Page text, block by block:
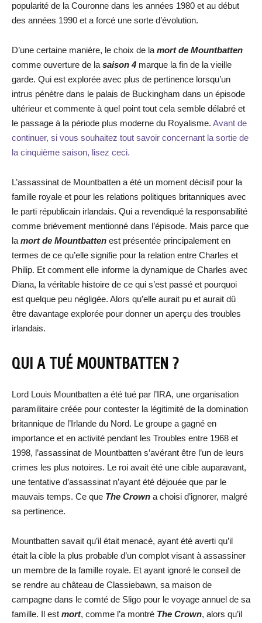
popularité de la Couronne dans les années 1980 et au début
des années 1990 et a forcé une sorte d’évolution.
D’une certaine manière, le choix de la mort de Mountbatten
comme ouverture de la saison 4 marque la fin de la vieille
garde. Qui est explorée avec plus de pertinence lorsqu’un
intrus pénètre dans le palais de Buckingham dans un épisode
ultérieur et commente à quel point tout cela semble délabré et
le passage à la période plus moderne du Royalisme. Avant de
continuer, si vous souhaitez tout savoir concernant la sortie de
la cinquième saison, lisez ceci.
L’assassinat de Mountbatten a été un moment décisif pour la
famille royale et pour les relations politiques britanniques avec
le parti républicain irlandais. Qui a revendiqué la responsabilité
comme brièvement mentionné dans l’épisode. Mais parce que
la mort de Mountbatten est présentée principalement en
termes de ce qu’elle signifie pour la relation entre Charles et
Philip. Et comment elle informe la dynamique de Charles avec
Diana, la véritable histoire de ce qui s’est passé et pourquoi
est quelque peu négligée. Alors qu’elle aurait pu et aurait dû
être davantage explorée pour donner un aperçu des troubles
irlandais.
QUI A TUÉ MOUNTBATTEN ?
Lord Louis Mountbatten a été tué par l’IRA, une organisation
paramilitaire créée pour contester la légitimité de la domination
britannique de l’Irlande du Nord. Le groupe a gagné en
importance et en activité pendant les Troubles entre 1968 et
1998, l’assassinat de Mountbatten s’avérant être l’un de leurs
crimes les plus notoires. Le roi avait été une cible auparavant,
une tentative d’assassinat n’ayant été déjouée que par le
mauvais temps. Ce que The Crown a choisi d’ignorer, malgré
sa pertinence.
Mountbatten savait qu’il était menacé, ayant été averti qu’il
était la cible la plus probable d’un complot visant à assassiner
un membre de la famille royale. Et ayant ignoré le conseil de
se rendre au château de Classiebawn, sa maison de
campagne dans le comté de Sligo pour le voyage annuel de sa
famille. Il est mort, comme l’a montré The Crown, alors qu’il